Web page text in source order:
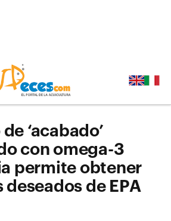
principal
‘acabado’
con omega-3
permite obtener
deseados de EPA